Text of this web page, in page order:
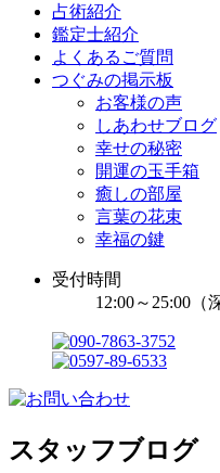
占術紹介
鑑定士紹介
よくあるご質問
つぐみの掲示板
お客様の声
しあわせブログ
幸せの秘密
開運の玉手箱
癒しの部屋
言葉の花束
幸福の鍵
受付時間
12:00～25:00（
スタッフブログ